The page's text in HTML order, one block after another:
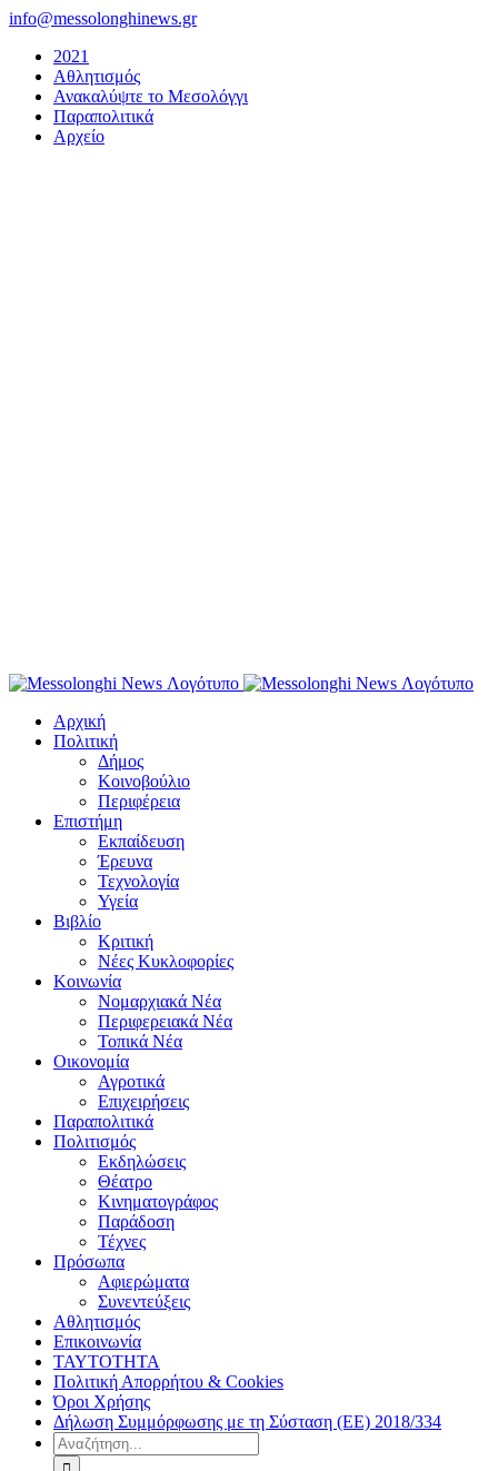
Μετάβαση
περιεχόμενο
info@messolonghinews.gr
2021
Αθλητισμός
Ανακαλύψτε το Μεσολόγγι
Παραπολιτικά
Αρχείο
Αρχική
Πολιτική
Δήμος
Κοινοβούλιο
Περιφέρεια
Επιστήμη
Εκπαίδευση
Έρευνα
Τεχνολογία
Υγεία
Βιβλίο
Κριτική
Νέες Κυκλοφορίες
Κοινωνία
Νομαρχιακά Νέα
Περιφερειακά Νέα
Τοπικά Νέα
Οικονομία
Αγροτικά
Επιχειρήσεις
Παραπολιτικά
Πολιτισμός
Εκδηλώσεις
Θέατρο
Κινηματογράφος
Παράδοση
Τέχνες
Πρόσωπα
Αφιερώματα
Συνεντεύξεις
Αθλητισμός
Επικοινωνία
ΤΑΥΤΟΤΗΤΑ
Πολιτική Απορρήτου & Cookies
Όροι Χρήσης
Δήλωση Συμμόρφωσης με τη Σύσταση (ΕΕ) 2018/334
Αναζήτηση
για: